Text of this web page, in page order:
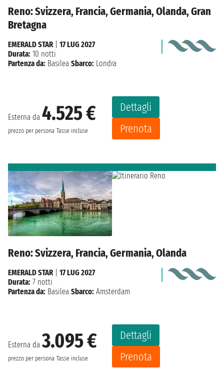
Reno: Svizzera, Francia, Germania, Olanda, Gran
Bretagna
Esterna da 4.525 €
prezzo per persona Tasse incluse
Dettagli
Prenota
EMERALD STAR| 17 LUG 2027
Durata: 10 notti
Partenza da: Basilea Sbarco: Londra
Reno: Svizzera, Francia, Germania, Olanda
Esterna da3.095 €
prezzo per persona Tasse incluse
Dettagli
Prenota
EMERALD STAR
17 LUG 2027
Durata: 7 notti
Partenza da: Basilea Sbarco: Amsterdam